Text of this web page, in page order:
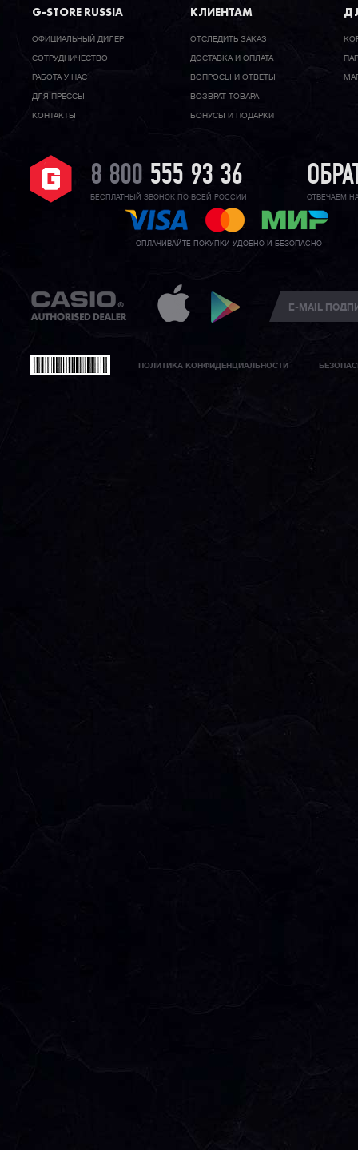
G-STORE RUSSIA
ОФИЦИАЛЬНЫЙ ДИЛЕР
CОТРУДНИЧЕСТВО
РАБОТА У НАС
ДЛЯ ПРЕССЫ
КОНТАКТЫ
КЛИЕНТАМ
ОТСЛЕДИТЬ ЗАКАЗ
ДОСТАВКА И ОПЛАТА
ВОПРОСЫ И ОТВЕТЫ
ВОЗВРАТ ТОВАРА
БОНУСЫ И ПОДАРКИ
8 800 555 93 36
БЕСПЛАТНЫЙ ЗВОНОК ПО ВСЕЙ РОССИИ ОТВЕЧАЕМ
ОПЛАЧИВАЙТЕ ПОКУПКИ УДОБНО И БЕЗОПАСНО
ПОЛИТИКА КОНФИДЕНЦИАЛЬНОСТИ